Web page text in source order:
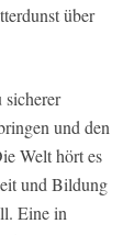
über
und den
Welt hört es
und Bildung
Eine in